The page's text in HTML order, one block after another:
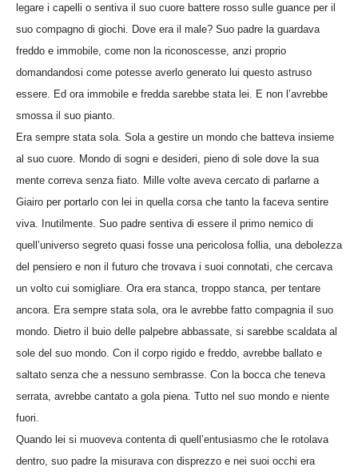
legare i capelli o sentiva il suo cuore battere rosso sulle guance per il
suo compagno di giochi. Dove era il male? Suo padre la guardava
freddo e immobile, come non la riconoscesse, anzi proprio
domandandosi come potesse averlo generato lui questo astruso
essere. Ed ora immobile e fredda sarebbe stata lei. E non l’avrebbe
smossa il suo pianto.
Era sempre stata sola. Sola a gestire un mondo che batteva insieme
al suo cuore. Mondo di sogni e desideri, pieno di sole dove la sua
mente correva senza fiato. Mille volte aveva cercato di parlarne a
Giairo per portarlo con lei in quella corsa che tanto la faceva sentire
viva. Inutilmente. Suo padre sentiva di essere il primo nemico di
quell’universo segreto quasi fosse una pericolosa follia, una debolezza
del pensiero e non il futuro che trovava i suoi connotati, che cercava
un volto cui somigliare. Ora era stanca, troppo stanca, per tentare
ancora. Era sempre stata sola, ora le avrebbe fatto compagnia il suo
mondo. Dietro il buio delle palpebre abbassate, si sarebbe scaldata al
sole del suo mondo. Con il corpo rigido e freddo, avrebbe ballato e
saltato senza che a nessuno sembrasse. Con la bocca che teneva
serrata, avrebbe cantato a gola piena. Tutto nel suo mondo e niente
fuori.
Quando lei si muoveva contenta di quell’entusiasmo che le rotolava
dentro, suo padre la misurava con disprezzo e nei suoi occhi era